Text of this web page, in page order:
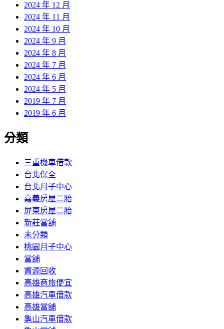
2024 年 12 月
2024 年 11 月
2024 年 10 月
2024 年 9 月
2024 年 8 月
2024 年 7 月
2024 年 6 月
2024 年 5 月
2019 年 7 月
2019 年 6 月
分類
三重機車借款
台北保全
台北月子中心
嘉義房屋二胎
屏東房屋二胎
新莊當舖
未分類
桃園月子中心
當舖
資源回收
高雄商旅便宜
高雄汽車借款
高雄當舖
龜山汽車借款